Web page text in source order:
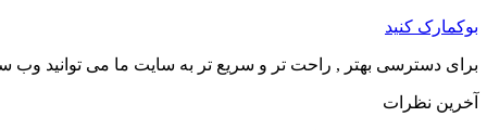
بوکمارک کنید
برای دسترسی بهتر , راحت تر و سریع تر به سایت ما می توانید وب
آخرین نظرات